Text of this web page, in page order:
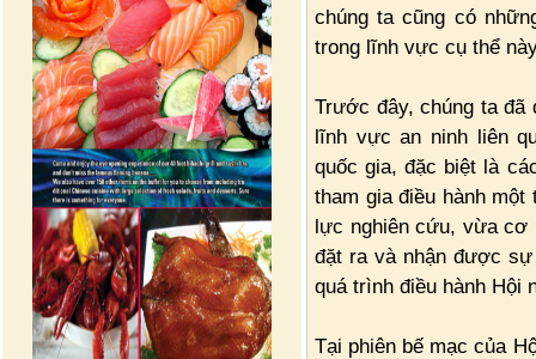
chúng ta cũng có
trong lĩnh vực cụ thể
Trước đây, chúng ta đã
lĩnh vực an ninh liên
quốc gia, đặc biệt là
tham gia điều hành
lực nghiên cứu, vừa cơ
đặt ra và nhận được
quá trình điều hành Hội
Tại phiên bế mạc của